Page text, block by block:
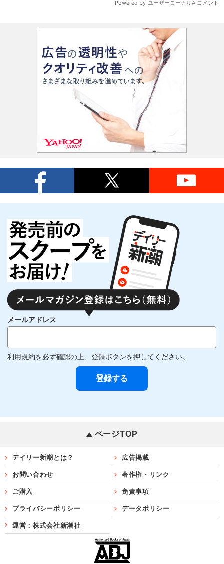
メールアドレス
利用規約を必ず確認の上、登録ボタンを押してください。
ページTOP
デイリー新潮とは？ 広告掲載
お問い合わせ 著作権・リンク
ご購入 免責事項
プライバシーポリシー データポリシー
運営：株式会社新潮社